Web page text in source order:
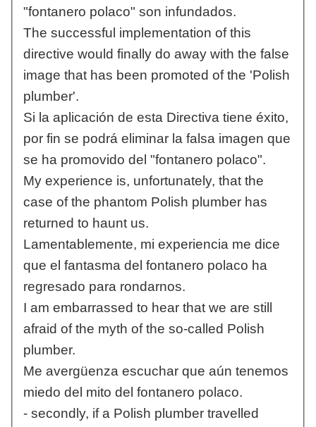
"fontanero polaco" son infundados.
The successful implementation of this
directive would finally do away with the false
image that has been promoted of the 'Polish
plumber'.
Si la aplicación de esta Directiva tiene éxito,
por fin se podrá eliminar la falsa imagen que
se ha promovido del "fontanero polaco".
My experience is, unfortunately, that the
case of the phantom Polish plumber has
returned to haunt us.
Lamentablemente, mi experiencia me dice
que el fantasma del fontanero polaco ha
regresado para rondarnos.
I am embarrassed to hear that we are still
afraid of the myth of the so-called Polish
plumber.
Me avergüenza escuchar que aún tenemos
miedo del mito del fontanero polaco.
- secondly, if a Polish plumber travelled